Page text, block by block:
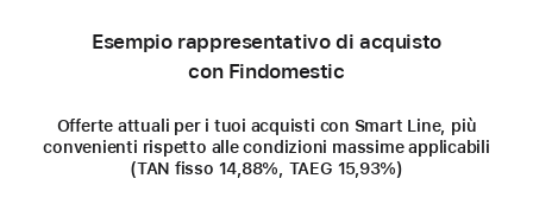
Esempio rappresentativo di acquisto
con Findomestic
Offerte attuali per i tuoi acquisti con Smart Line, più
convenienti rispetto alle condizioni massime applicabili
(TAN fisso 14,88%, TAEG 15,93%)